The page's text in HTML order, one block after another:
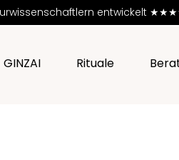
entwickelt
GINZAI Rituale